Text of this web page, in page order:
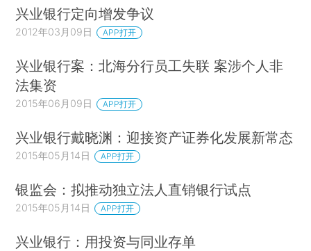
兴业银行定向增发争议
2012年03月09日 APP打开
兴业银行案：北海分行员工失联 案涉个人非
法集资
2015年06月09日 APP打开
兴业银行戴晓渊：迎接资产证券化发展新常态
2015年05月14日 APP打开
银监会：拟推动独立法人直销银行试点
2015年05月14日 APP打开
兴业银行：用投资与同业存单